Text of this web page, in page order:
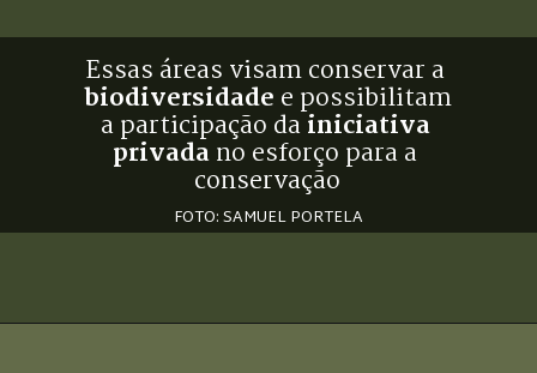
Essas áreas visam conservar a
biodiversidade e possibilitam
a participação da iniciativa
privada no esforço para a
conservação
FOTO: SAMUEL PORTELA